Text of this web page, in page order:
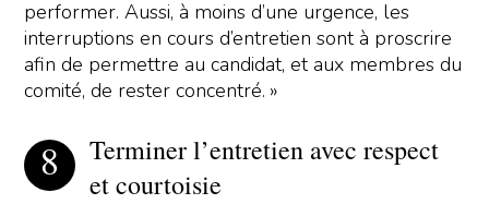
performer. Aussi, à moins d’une urgence, les
interruptions en cours d’entretien sont à proscrire
afin de permettre au candidat, et aux membres du
comité, de rester concentré. »
Terminer l’entretien avec respect
et courtoisie